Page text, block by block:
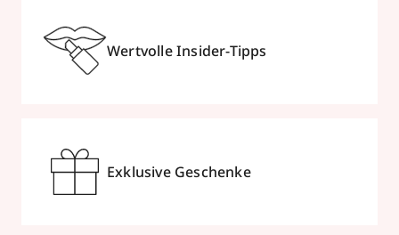
Wertvolle Insider-Tipps
Exklusive Geschenke